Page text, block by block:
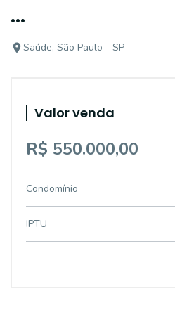
...
Saúde, São Paulo - SP
Valor venda
R$ 550.000,00
Condomínio
IPTU